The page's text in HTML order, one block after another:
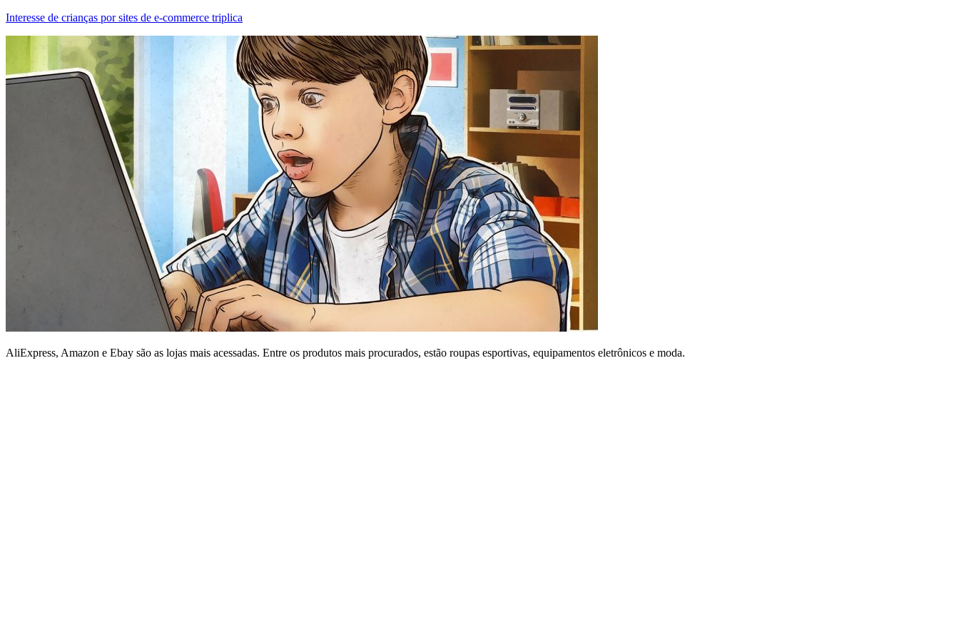
Interesse de crianças por sites de e-commerce triplica
AliExpress, Amazon e Ebay são as lojas mais acessadas. Entre os produtos mais procurados, estão roupas esportivas, equipamentos eletrônicos e moda.